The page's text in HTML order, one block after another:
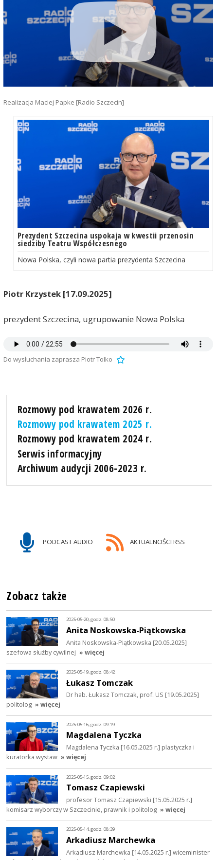
Realizacja Maciej Papke [Radio Szczecin]
Prezydent Szczecina uspokaja w kwestii przenosin
siedziby Teatru Współczesnego
Nowa Polska, czyli nowa partia prezydenta Szczecina
Piotr Krzystek [17.09.2025]
prezydent Szczecina, ugrupowanie Nowa Polska
Do wysłuchania zaprasza Piotr Tolko
Rozmowy pod krawatem 2026 r.
Rozmowy pod krawatem 2025 r.
Rozmowy pod krawatem 2024 r.
Serwis informacyjny
Archiwum audycji 2006-2023 r.
PODCAST AUDIO AKTUALNOŚCI RSS
Zobacz także
2025-05-20, godz. 08:50
Anita Noskowska-Piątkowska
Anita Noskowska-Piątkowska [20.05.2025]
szefowa służby cywilnej » więcej
2025-05-19, godz. 08:42
Łukasz Tomczak
Dr hab. Łukasz Tomczak, prof. US [19.05.2025]
politolog » więcej
2025-05-16, godz. 09:19
Magdalena Tyczka
Magdalena Tyczka [16.05.2025 r.] plastyczka i
kuratorka wystaw » więcej
2025-05-15, godz. 09:02
Tomasz Czapiewski
profesor Tomasz Czapiewski [15.05.2025 r.]
komisarz wyborczy w Szczecinie, prawnik i politolog » więcej
2025-05-14, godz. 08:39
Arkadiusz Marchewka
Arkadiusz Marchewka [14.05.2025 r.] wiceminister